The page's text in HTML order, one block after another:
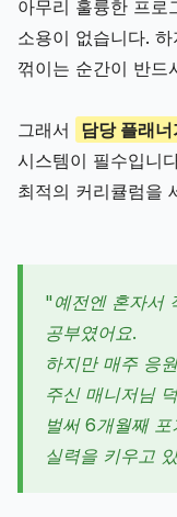
아무리 훌륭한 프로
소용이 없습니다.
꺾이는 순간이 반드
그래서 담당 플래너
시스템이 필수입니
최적의 커리큘럼을
"예전엔 혼자서
공부였어요.
하지만 매주 응
주신 매니저님
벌써 6개월째
실력을 키우고